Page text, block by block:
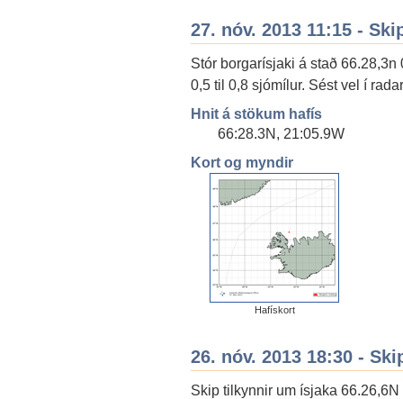
27. nóv. 2013 11:15 -
Stór borgarísjaki á stað
0,5 til 0,8 sjómílur. Sést vel í
Hnit á stökum hafís
66:28.3N, 21:05.9W
Kort og myndir
Hafískort
26. nóv. 2013 18:30 -
Skip tilkynnir um ísjaka